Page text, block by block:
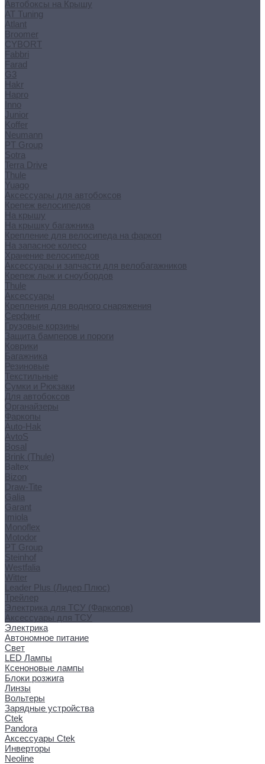
Автобоксы на Крышу
AT Tuning
Atlant
Broomer
CYBORT
Fabbri
Farad
G3
Hakr
Hapro
Inno
Junior
Koffer
Neumann
PT Group
Sotra
Terra Drive
Thule
Yuago
Аксессуары для автобоксов
Крепеж велосипедов
На крышу
На крышку багажника
Крепление для велосипеда на фаркоп
На запасное колесо
Хранение велосипедов
Аксессуары и запчасти для велобагажников
Крепеж лыж и сноубордов
Thule
Аксессуары
Крепления для водного снаряжения
Серфинг
Грузовые корзины
Защита бамперов и пороги
Коврики
Багажника
Резиновые
Текстильные
Сумки и Рюкзаки
Для автобоксов
Органайзеры
Фаркопы
Auto-Hak
AvtoS
Bosal
Brink (Thule)
Baltex
Bizon
Draw-Tite
Galia
Garant
Imiola
Monoflex
Motodor
PT Group
Steinhof
Westfalia
Witter
Leader Plus (Лидер Плюс)
Трейлер
Электрика для ТСУ (Фаркопов)
Аксессуары для ТСУ
Электрика
Автономное питание
Свет
LED Лампы
Ксеноновые лампы
Блоки розжига
Линзы
Вольтеры
Зарядные устройства
Ctek
Pandora
Аксессуары Ctek
Инверторы
Neoline